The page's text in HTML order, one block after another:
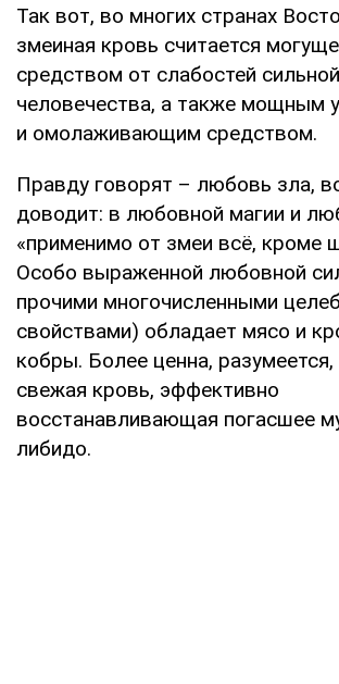
Так вот, во многих странах
змеиная кровь считается
средством от слабостей
человечества, а также мощным
и омолаживающим средством.
Правду говорят – любовь зла,
доводит: в любовной магии и
«применимо от змеи всё, кроме
Особо выраженной любовной
прочими многочисленными
свойствами) обладает мясо и
кобры. Более ценна,
свежая кровь, эффективно
восстанавливающая погасшее
либидо.